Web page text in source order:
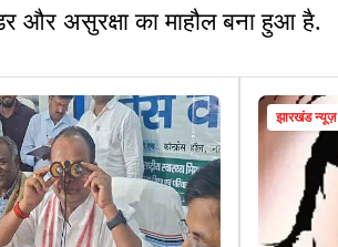
और असुरक्षा का माहौल बना हुआ है.
झारखंड न्यूज़